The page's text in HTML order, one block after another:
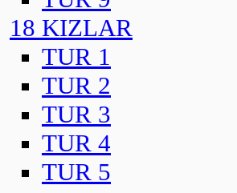
18 KIZLAR
TUR 1
TUR 2
TUR 3
TUR 4
TUR 5